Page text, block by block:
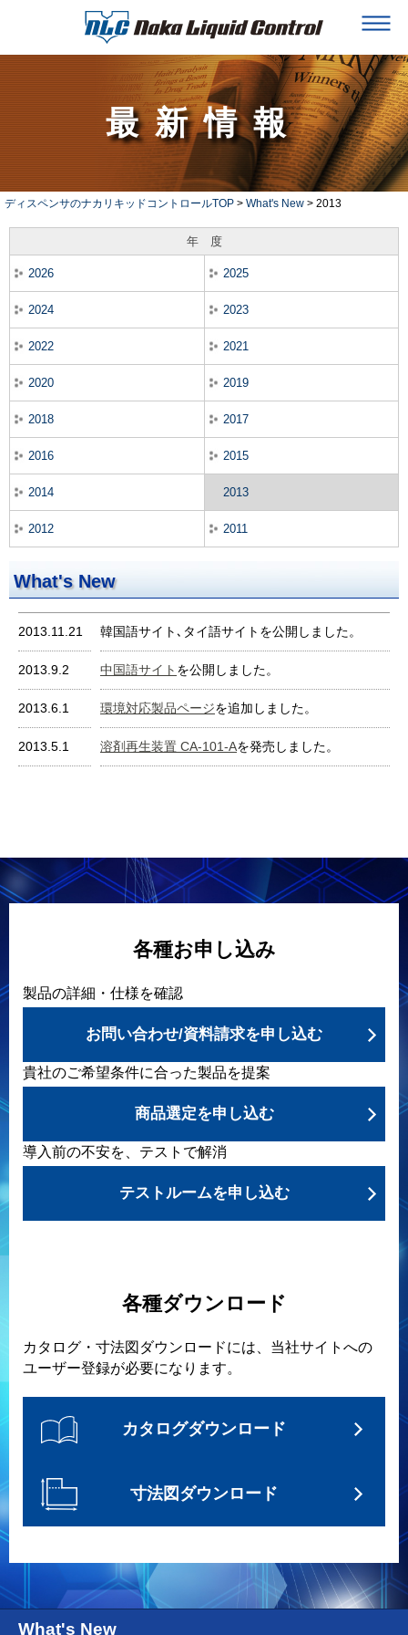
最新情報
ディスペンサのナカリキッドコントロールTOP > What's New > 2013
年 度
2026 2025
2024 2023
2022 2021
2020 2019
2018 2017
2016 2015
2014 2013
2012 2011
What's New
2013.11.21 韓国語サイト､タイ語サイトを公開しました。
2013.9.2 中国語サイト を公開しました。
2013.6.1 環境対応製品ページを追加しました。
2013.5.1 溶剤再生装置 CA-101-Aを発売しました。
各種お申し込み
製品の詳細・仕様を確認
お問い合わせ/資料請求を申し込む
貴社のご希望条件に合った製品を提案
商品選定を申し込む
導入前の不安を、テストで解消
テストルームを申し込む
各種ダウンロード
カタログ・寸法図ダウンロードには、当社サイトへの
ユーザー登録が必要になります。
カタログダウンロード
寸法図ダウンロード
What's New